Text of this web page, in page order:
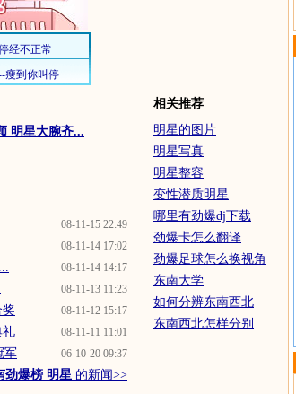
明星大腕齐...
08-11-15 22:49
08-11-14 17:02
08-11-14 14:17
08-11-13 11:23
08-11-12 15:17
08-11-11 11:01
礼
06-10-20 09:37
军
劲爆榜 明星 的新闻>>
相关推荐
明星的图片
明星写真
明星整容
变性潜质明星
哪里有劲爆dj下载
劲爆卡怎么翻译
劲爆足球怎么换视角
东南大学
如何分辨东南西北
东南西北怎样分别